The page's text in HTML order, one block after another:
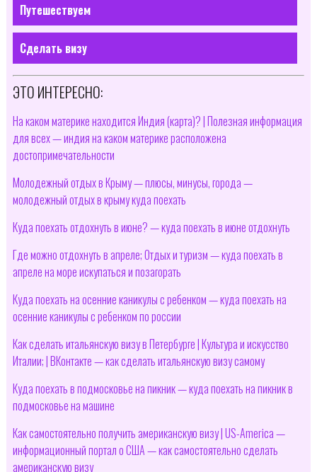
Путешествуем
Сделать визу
ЭТО ИНТЕРЕСНО:
На каком материке находится Индия (карта)? | Полезная информация
для всех — индия на каком материке расположена
достопримечательности
Молодежный отдых в Крыму — плюсы, минусы, города —
молодежный отдых в крыму куда поехать
Куда поехать отдохнуть в июне? — куда поехать в июне отдохнуть
Где можно отдохнуть в апреле; Отдых и туризм — куда поехать в
апреле на море искупаться и позагорать
Куда поехать на осенние каникулы с ребенком — куда поехать на
осенние каникулы с ребенком по россии
Как сделать итальянскую визу в Петербурге | Культура и искусство
Италии; | ВКонтакте — как сделать итальянскую визу самому
Куда поехать в подмосковье на пикник — куда поехать на пикник в
подмосковье на машине
Как самостоятельно получить американскую визу | US-America —
информационный портал о США — как самостоятельно сделать
американскую визу